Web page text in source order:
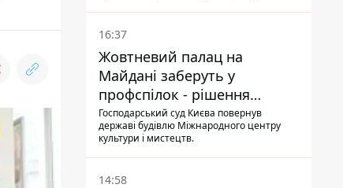
прибув налагодити комунікацію
16:37
Жовтневий палац на
Майдані заберуть у
профспілок - рішення
Господарського суду
Господарський суд Києва повернув
державі будівлю Міжнародного центру
культури і мистецтв.
14:58